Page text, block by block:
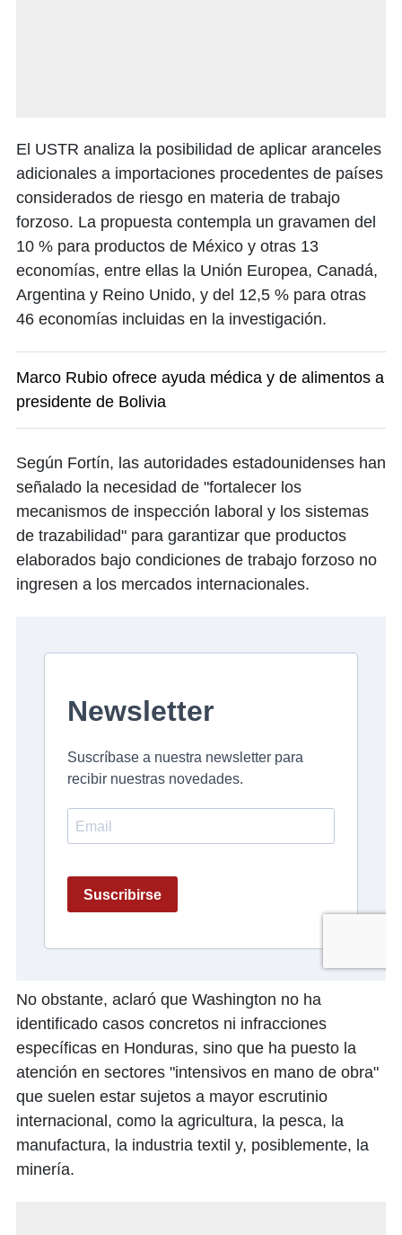
El USTR analiza la posibilidad de aplicar aranceles
adicionales a importaciones procedentes de países
considerados de riesgo en materia de trabajo
forzoso. La propuesta contempla un gravamen del
10 % para productos de México y otras 13
economías, entre ellas la Unión Europea, Canadá,
Argentina y Reino Unido, y del 12,5 % para otras
46 economías incluidas en la investigación.
Marco Rubio ofrece ayuda médica y de alimentos a
presidente de Bolivia
Según Fortín, las autoridades estadounidenses han
señalado la necesidad de "fortalecer los
mecanismos de inspección laboral y los sistemas
de trazabilidad" para garantizar que productos
elaborados bajo condiciones de trabajo forzoso no
ingresen a los mercados internacionales.
No obstante, aclaró que Washington no ha
identificado casos concretos ni infracciones
específicas en Honduras, sino que ha puesto la
atención en sectores "intensivos en mano de obra"
que suelen estar sujetos a mayor escrutinio
internacional, como la agricultura, la pesca, la
manufactura, la industria textil y, posiblemente, la
minería.